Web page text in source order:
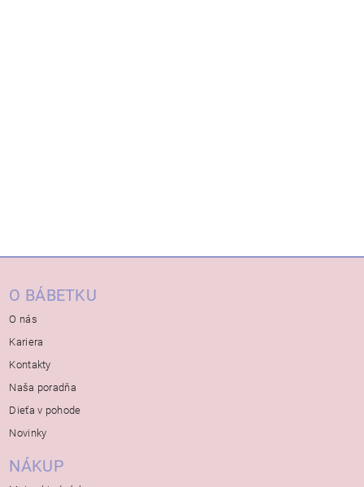
O BÁBETKU
O nás
Kariera
Kontakty
Naša poradňa
Dieťa v pohode
Novinky
NÁKUP